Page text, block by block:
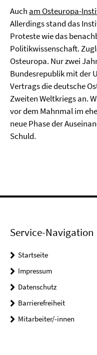
Auch am Osteuropa-
Allerdings stand das
Proteste wie das
Politikwissenschaft.
Osteuropa. Nur zwei
Bundesrepublik mit der
Vertrags die deutsche
Zweiten Weltkriegs an.
vor dem Mahnmal im
neue Phase der
Schuld.
Service-Navigation
Startseite
Impressum
Datenschutz
Barrierefreiheit
Mitarbeiter/-innen